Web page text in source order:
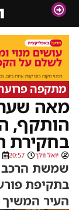
מתקפה
מאה
הותקף,
בחקירת
יואל וולך 20:57
שמשת הרכב
בתקיפת
העיר המשיך